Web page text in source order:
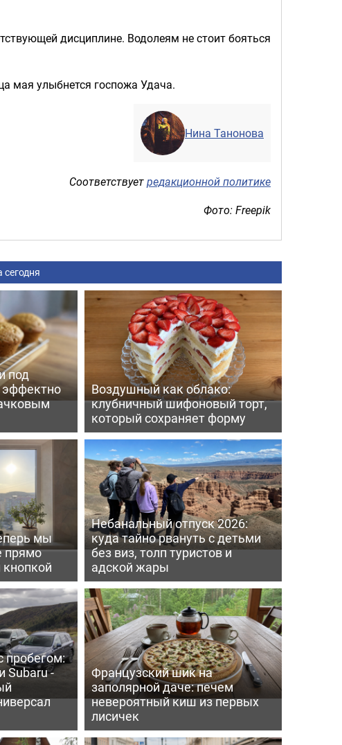
дисциплине. Водолеям не стоит бояться
мая улыбнется госпожа Удача.
Нина Танонова
Соответствуетредакционной политике
Фото: Freepik
сегодня
под
эффектно
Воздушный как облако:
клубничный шифоновый торт,
который сохраняет форму
мы
прямо
кнопкой
Небанальный отпуск 2026:
куда тайно рвануть с детьми
без виз, толп туристов и
адской жары
пробегом:
Subaru -
Французский шик на
заполярной даче: печем
невероятный киш из первых
лисичек